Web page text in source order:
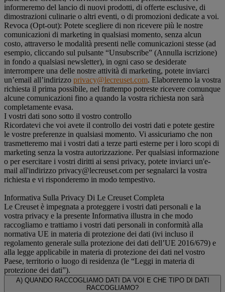
informeremo del lancio di nuovi prodotti, di offerte esclusive, di
dimostrazioni culinarie o altri eventi, o di promozioni dedicate a voi.
Revoca (Opt-out): Potete scegliere di non ricevere più le nostre
comunicazioni di marketing in qualsiasi momento, senza alcun
costo, attraverso le modalità presenti nelle comunicazioni stesse (ad
esempio, cliccando sul pulsante “Unsubscribe” (Annulla iscrizione)
in fondo a qualsiasi newsletter), in ogni caso se desiderate
interrompere una delle nostre attività di marketing, potete inviarci
un’email all’indirizzo privacy@lecreuset.com. Elaboreremo la vostra
richiesta il prima possibile, nel frattempo potreste ricevere comunque
alcune comunicazioni fino a quando la vostra richiesta non sarà
completamente evasa.
I vostri dati sono sotto il vostro controllo
Ricordatevi che voi avete il controllo dei vostri dati e potete gestire
le vostre preferenze in qualsiasi momento. Vi assicuriamo che non
trasmetteremo mai i vostri dati a terze parti esterne per i loro scopi di
marketing senza la vostra autorizzazione. Per qualsiasi informazione
o per esercitare i vostri diritti ai sensi privacy, potete inviarci un'e-
mail all'indirizzo privacy@lecreuset.com per segnalarci la vostra
richiesta e vi risponderemo in modo tempestivo.
Informativa Sulla Privacy Di Le Creuset Completa
Le Creuset è impegnata a proteggere i vostri dati personali e la
vostra privacy e la presente Informativa illustra in che modo
raccogliamo e trattiamo i vostri dati personali in conformità alla
normativa UE in materia di protezione dei dati (ivi incluso il
regolamento generale sulla protezione dei dati dell’UE 2016/679) e
alla legge applicabile in materia di protezione dei dati nel vostro
Paese, territorio o luogo di residenza (le “Leggi in materia di
protezione dei dati”).
A) QUANDO RACCOGLIAMO DATI DA VOI E CHE TIPO DI DATI
RACCOGLIAMO?